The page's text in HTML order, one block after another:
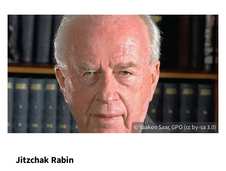
© Yaakov Saar, GPO (cc by-sa 3.0)
Jitzchak Rabin